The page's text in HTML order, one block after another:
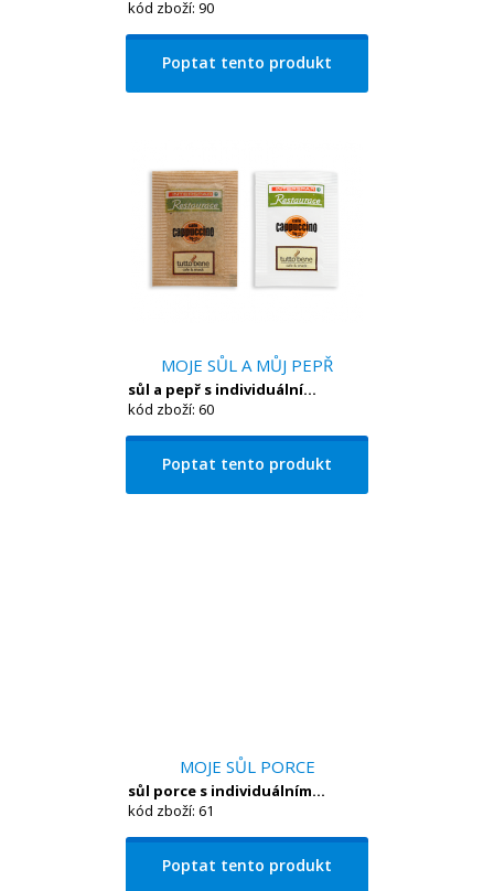
kód zboží: 90
Poptat tento produkt
MOJE SŮL A MŮJ PEPŘ
sůl a pepř s individuální...
kód zboží: 60
Poptat tento produkt
MOJE SŮL PORCE
sůl porce s individuálním...
kód zboží: 61
Poptat tento produkt